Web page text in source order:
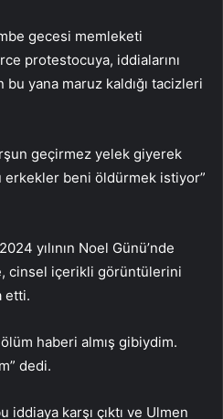
gecesi memleketi
protestocuya, iddialarını
bu yana maruz kaldığı tacizleri
geçirmez yelek giyerek
beni öldürmek istiyor”
yılının Noel Günü’nde
cinsel içerikli görüntülerini
etti.
haberi almış gibiydim.
dedi.
iddiaya karşı çıktı ve Ulmen